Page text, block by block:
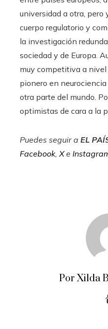
universidad a otra, pero
cuerpo regulatorio y
la investigación
sociedad y de Europa.
muy competitiva a
pionero en
otra parte del mundo.
optimistas de cara a la
Puedes seguir a EL
Facebook, Xe
Por Xilda